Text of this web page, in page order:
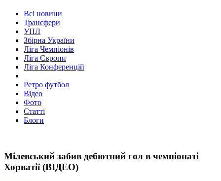
Всі новини
Трансфери
УПЛ
Збірна України
Ліга Чемпіонів
Ліга Європи
Ліга Конференцій
Ретро футбол
Відео
Фото
Статті
Блоги
Мілевський забив дебютний гол в чемпіонаті
Хорватії (ВІДЕО)